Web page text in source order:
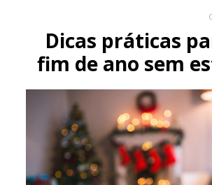
Dicas práticas
fim de ano sem